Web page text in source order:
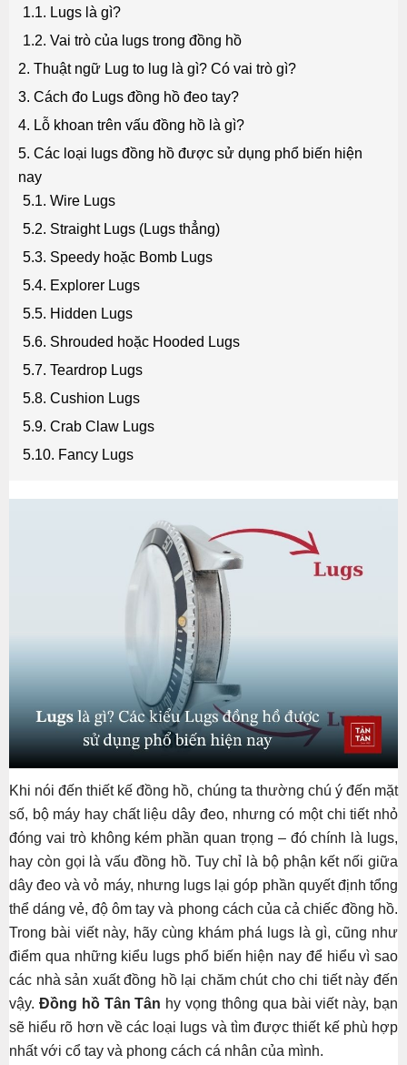
1.1. Lugs là gì?
1.2. Vai trò của lugs trong đồng hồ
2. Thuật ngữ Lug to lug là gì? Có vai trò gì?
3. Cách đo Lugs đồng hồ đeo tay?
4. Lỗ khoan trên vấu đồng hồ là gì?
5. Các loại lugs đồng hồ được sử dụng phổ biến hiện
nay
5.1. Wire Lugs
5.2. Straight Lugs (Lugs thẳng)
5.3. Speedy hoặc Bomb Lugs
5.4. Explorer Lugs
5.5. Hidden Lugs
5.6. Shrouded hoặc Hooded Lugs
5.7. Teardrop Lugs
5.8. Cushion Lugs
5.9. Crab Claw Lugs
5.10. Fancy Lugs
Khi nói đến thiết kế đồng hồ, chúng ta thường chú ý đến mặt
số, bộ máy hay chất liệu dây đeo, nhưng có một chi tiết nhỏ
đóng vai trò không kém phần quan trọng – đó chính là lugs,
hay còn gọi là vấu đồng hồ. Tuy chỉ là bộ phận kết nối giữa
dây đeo và vỏ máy, nhưng lugs lại góp phần quyết định tổng
thể dáng vẻ, độ ôm tay và phong cách của cả chiếc đồng hồ.
Trong bài viết này, hãy cùng khám phá lugs là gì, cũng như
điểm qua những kiểu lugs phổ biến hiện nay để hiểu vì sao
các nhà sản xuất đồng hồ lại chăm chút cho chi tiết này đến
vậy. Đồng hồ Tân Tân hy vọng thông qua bài viết này, bạn
sẽ hiểu rõ hơn về các loại lugs và tìm được thiết kế phù hợp
nhất với cổ tay và phong cách cá nhân của mình.